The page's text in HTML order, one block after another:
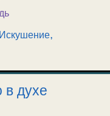
Искушение,
в духе